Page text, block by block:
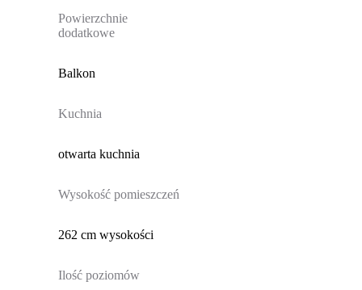
Powierzchnie
dodatkowe
Balkon
Kuchnia
otwarta kuchnia
Wysokość pomieszczeń
262 cm wysokości
Ilość poziomów